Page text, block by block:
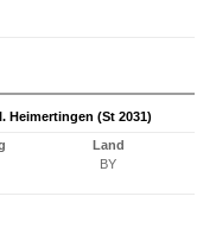
Heimertingen (St 2031)
Land
BY